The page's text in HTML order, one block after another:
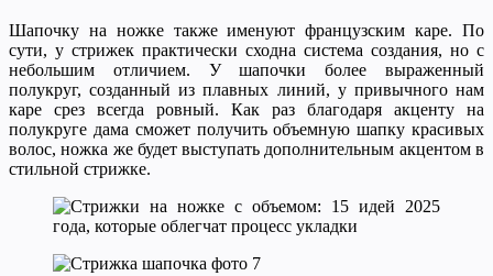
Шапочку на ножке также именуют французским каре. По
сути, у стрижек практически сходна система создания, но с
небольшим отличием. У шапочки более выраженный
полукруг, созданный из плавных линий, у привычного нам
каре срез всегда ровный. Как раз благодаря акценту на
полукруге дама сможет получить объемную шапку красивых
волос, ножка же будет выступать дополнительным акцентом в
стильной стрижке.